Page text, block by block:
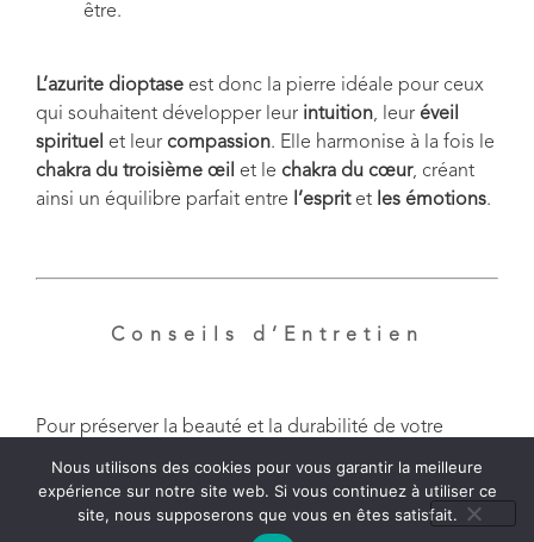
être.
L’azurite dioptase est donc la pierre idéale pour ceux
qui souhaitent développer leur intuition, leur éveil
spirituel et leur compassion. Elle harmonise à la fois le
chakra du troisième œil
et le chakra du cœur, créant
ainsi un équilibre parfait entre
l’espritet les émotions.
Conseils d’Entretien
Pour préserver la beauté et la durabilité de votre
recommandations importantes :
Nous utilisons des cookies pour vous garantir la meilleure
expérience sur notre site web. Si vous continuez à utiliser ce
site, nous supposerons que vous en êtes satisfait.